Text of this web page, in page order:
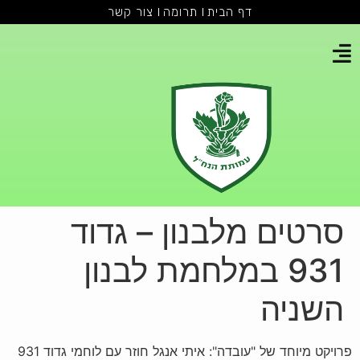
דף הבית תרומה צור קשר
סרטים מלבנון – גדוד
931 במלחמת לבנון
השניה
פרויקט מיוחד של "עובדה": איתי אנגל חוזר עם לוחמי גדוד 931